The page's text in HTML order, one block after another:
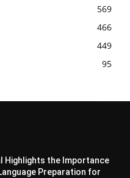
569
466
449
95
Highlights the Importance
Preparation for